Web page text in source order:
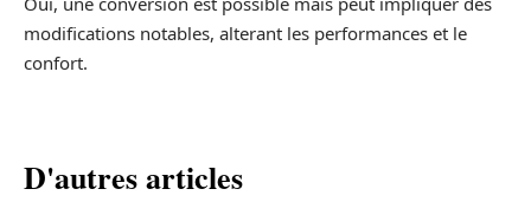
modifications notables, alterant les performances et le
confort.
D'autres articles